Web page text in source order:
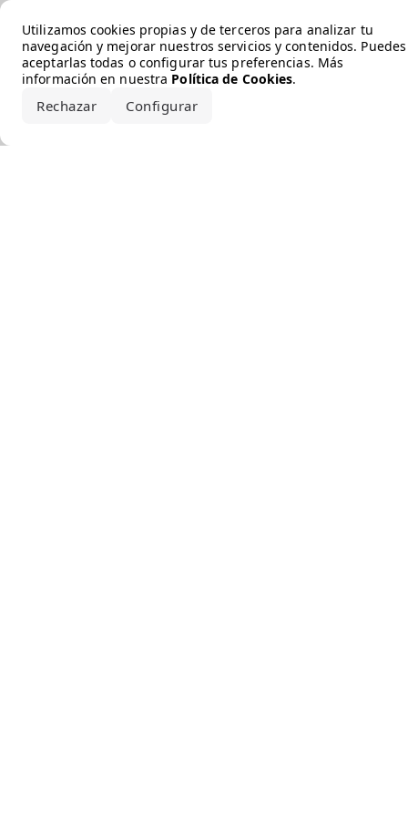
Utilizamos cookies propias y de terceros para analizar tu
navegación y mejorar nuestros servicios y contenidos. Puedes
aceptarlas todas o configurar tus preferencias. Más
información en nuestra Política de Cookies.
Rechazar Configurar
Error loading the brand